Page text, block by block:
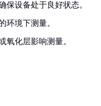
保设备处于良好状态。
环境下测量。
氧化层影响测量。